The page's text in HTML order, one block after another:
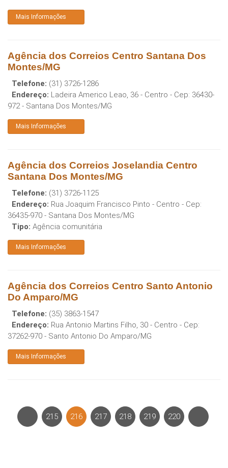
Mais Informações
Agência dos Correios Centro Santana Dos
Montes/MG
Telefone: (31) 3726-1286
Endereço: Ladeira Americo Leao, 36 - Centro - Cep: 36430-
972- Santana Dos Montes/MG
Mais Informações
Agência dos Correios Joselandia Centro
Santana Dos Montes/MG
Telefone: (31) 3726-1125
Endereço: Rua Joaquim Francisco Pinto - Centro - Cep:
36435-970 - Santana Dos Montes/MG
Tipo: Agência comunitária
Mais Informações
Agência dos Correios Centro Santo Antonio
Do Amparo/MG
Telefone: (35) 3863-1547
Endereço: Rua Antonio Martins Filho, 30 - Centro - Cep:
37262-970 - Santo Antonio Do Amparo/MG
Mais Informações
215 216 217 218 219 220